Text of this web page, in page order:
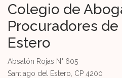
Colegio de
Procuradores
Estero
Absalón Rojas N° 605
Santiago del Estero, CP 4200